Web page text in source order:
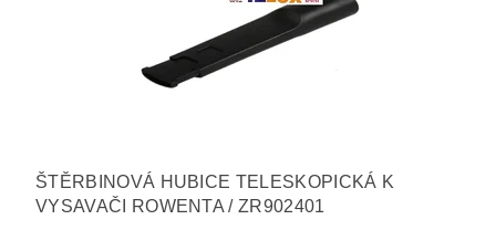
ŠTĚRBINOVÁ HUBICE TELESKOPICKÁ K
VYSAVAČI ROWENTA / ZR902401